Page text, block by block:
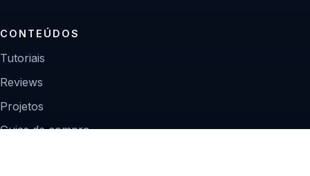
CONTEÚDOS
Tutoriais
Reviews
Projetos
Guias de compra